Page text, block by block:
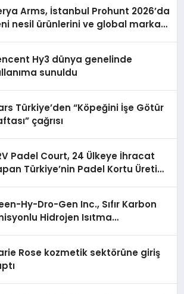
Arms, İstanbul Prohunt 2026’da
nesil ürünlerini ve global marka
Hy3 dünya genelinde
sunuldu
Türkiye’den “Köpeğini İşe Götür
çağrısı
Padel Court, 24 Ülkeye İhracat
Türkiye’nin Padel Kortu Üretim
Hy-Dro-Gen Inc., Sıfır Karbon
Hidrojen Isıtma
Rose kozmetik sektörüne giriş